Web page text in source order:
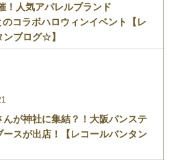
！人気アパレルブランド
コラボハロウィンイベント【レ
ンブログ☆】
んが神社に集結？！大阪パンステ
ースが出店！【レコールバンタン